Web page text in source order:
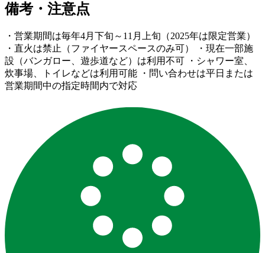
備考・注意点
・営業期間は毎年4月下旬～11月上旬（2025年は限定営業）
・直火は禁止（ファイヤースペースのみ可） ・現在一部施
設（バンガロー、遊歩道など）は利用不可 ・シャワー室、
炊事場、トイレなどは利用可能 ・問い合わせは平日または
営業期間中の指定時間内で対応